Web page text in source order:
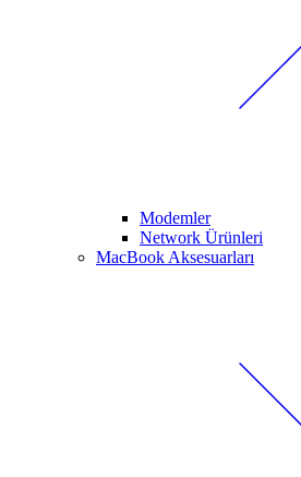
Modemler
Network Ürünleri
MacBook Aksesuarları